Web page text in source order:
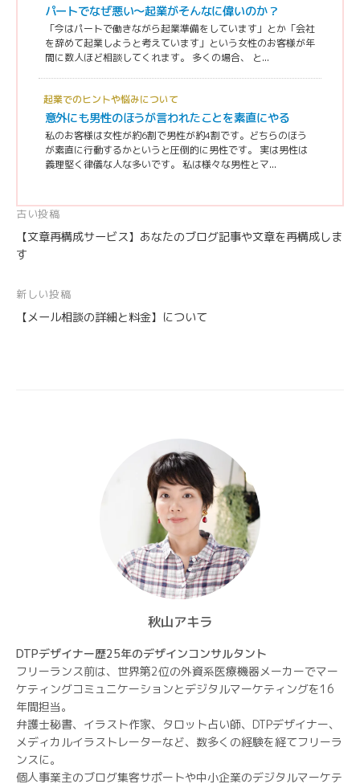
パートでなぜ悪い〜起業がそんなに偉いのか？
「今はパートで働きながら起業準備をしています」とか「会社
を辞めて起業しようと考えています」という女性のお客様が年
間に数人ほど相談してくれます。 多くの場合、 と...
起業でのヒントや悩みについて
意外にも男性のほうが言われたことを素直にやる
私のお客様は女性が約6割で男性が約4割です。どちらのほう
が素直に行動するかというと圧倒的に男性です。 実は男性は
義理堅く律儀な人な多いです。 私は様々な男性とマ...
投
稿
ナ
ビ
ゲ
古い投稿
【文章再構成サービス】あなたのブログ記事や文章を再構成しま
す
新しい投稿
【メール相談の詳細と料金】について
秋山アキラ
DTPデザイナー歴25年のデザインコンサルタント
フリーランス前は、世界第2位の外資系医療機器メーカーでマー
ケティングコミュニケーションとデジタルマーケティングを16
年間担当。
弁護士秘書、イラスト作家、タロット占い師、DTPデザイナー、
メディカルイラストレーターなど、数多くの経験を経てフリーラ
ンスに。
個人事業主のブログ集客サポートや中小企業のデジタルマーケテ